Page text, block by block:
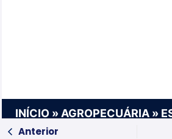
INÍCIO » AGROPECUÁRIA »
Anterior